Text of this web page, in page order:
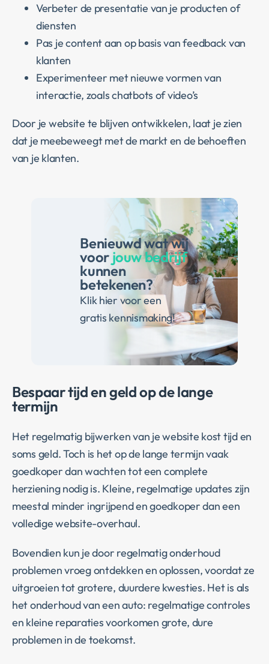
Verbeter de presentatie van je producten of
diensten
Pas je content aan op basis van feedback van
klanten
Experimenteer met nieuwe vormen van
interactie, zoals chatbots of video’s
Door je website te blijven ontwikkelen, laat je zien
dat je meebeweegt met de markt en de behoeften
van je klanten.
Benieuwd wat wij
voor jouw bedrijf
kunnen
betekenen?
Klik hier voor een
gratis kennismaking!
Bespaar tijd en geld op de lange
termijn
Het regelmatig bijwerken van je website kost tijd en
soms geld. Toch is het op de lange termijn vaak
goedkoper dan wachten tot een complete
herziening nodig is. Kleine, regelmatige updates zijn
meestal minder ingrijpend en goedkoper dan een
volledige website-overhaul.
Bovendien kun je door regelmatig onderhoud
problemen vroeg ontdekken en oplossen, voordat ze
uitgroeien tot grotere, duurdere kwesties. Het is als
het onderhoud van een auto: regelmatige controles
en kleine reparaties voorkomen grote, dure
problemen in de toekomst.